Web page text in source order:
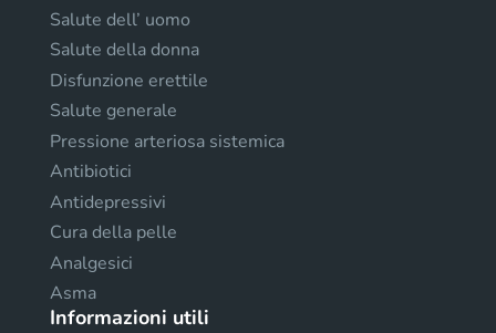
Salute dell’ uomo
Salute della donna
Disfunzione erettile
Salute generale
Pressione arteriosa sistemica
Antibiotici
Antidepressivi
Cura della pelle
Analgesici
Asma
Informazioni utili